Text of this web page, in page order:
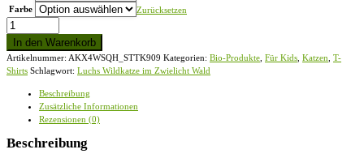
Farbe
Zurücksetzen
Luchs
Wildkatze
im
Zwielicht
Wald
Shirt
In den Warenkorb
Artikelnummer: AKX4WSQH_STTK909 Kategorien: Bio-Produkte Für Kids Katzen T-
Shirts Schlagwort: Luchs Wildkatze im Zwielicht Wald
Beschreibung
Zusätzliche Informationen
Rezensionen (0)
Beschreibung